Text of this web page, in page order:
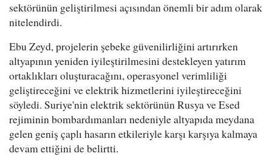
sektörünün geliştirilmesi açısından önemli bir adım olarak
nitelendirdi.
Ebu Zeyd, projelerin şebeke güvenilirliğini artırırken
altyapının yeniden iyileştirilmesini destekleyen yatırım
ortaklıkları oluşturacağını, operasyonel verimliliği
geliştireceğini ve elektrik hizmetlerini iyileştireceğini
söyledi. Suriye'nin elektrik sektörünün Rusya ve Esed
rejiminin bombardımanları nedeniyle altyapıda meydana
gelen geniş çaplı hasarın etkileriyle karşı karşıya kalmaya
devam ettiğini de belirtti.